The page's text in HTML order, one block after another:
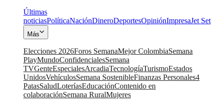
Últimas
noticiasPolíticaNaciónDineroDeportesOpiniónImpresaJet Set
Más
Elecciones 2026Foros SemanaMejor ColombiaSemana
PlayMundoConfidencialesSemana
TVGenteEspecialesArcadiaTecnologíaTurismoEstados
UnidosVehículosSemana SostenibleFinanzas Personales4
PatasSaludLoteríasEducaciónContenido en
colaboraciónSemana RuralMujeres